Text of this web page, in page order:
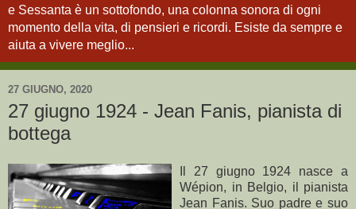
e Sessanta è un sottofondo, una colonna sonora di ogni
momento della vita, di pensieri e ricordi. Esiste da sempre e
aiuta a vivere meglio...
27 GIUGNO, 2020
27 giugno 1924 - Jean Fanis, pianista di
bottega
Il 27 giugno 1924 nasce a
Wépion, in Belgio, il pianista
Jean Fanis. Suo padre e suo